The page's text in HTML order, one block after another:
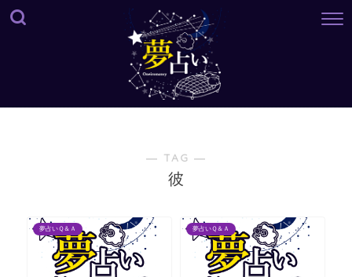
― TAG ―
彼
夢占いＱ＆Ａ 夢占いＱ＆Ａ